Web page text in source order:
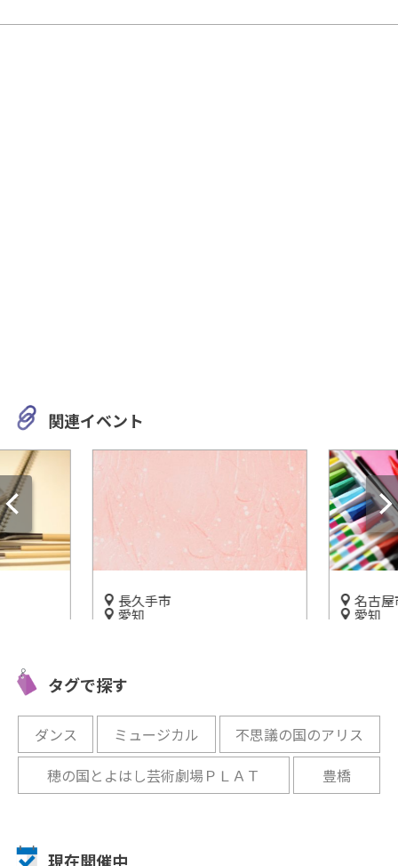
関連イベント
節子
長久手市
愛知
館」
名古屋
愛知
タグで探す
ダンス ミュージカル
不思議の国のアリス
穂の国とよはし芸術劇場ＰＬＡＴ
豊橋
現在開催中